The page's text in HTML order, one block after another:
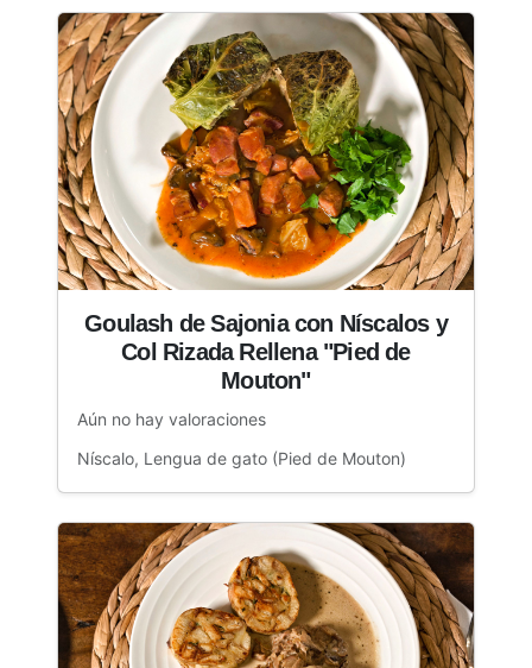
Goulash de Sajonia con Níscalos y
Col Rizada Rellena "Pied de
Mouton"
Aún no hay valoraciones
Níscalo, Lengua de gato (Pied de Mouton)